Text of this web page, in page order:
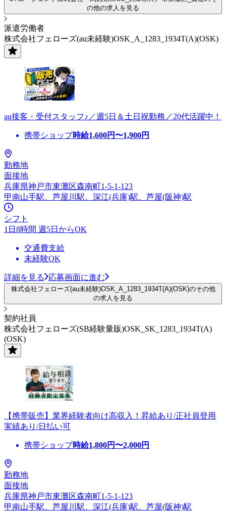
の他の求人を見る
派遣労働者
株式会社フェローズ(au未経験)OSK_A_1283_1934T(A)(OSK)
au接客・受付スタッフ♪／週5日＆土日祝勤務／20代活躍中！
携帯ショップ時給1,600円〜1,900円
勤務地
面接地
兵庫県神戸市東灘区森南町1-5-1-123
甲南山手駅、芦屋川駅、深江(兵庫)駅、芦屋(阪神)駅
シフト
1日8時間 週5日からOK
交通費支給
未経験OK
詳細を見る 応募画面に進む
株式会社フェローズ(au未経験)OSK_A_1283_1934T(A)(OSK)のその他
の求人を見る
契約社員
株式会社フェローズ(SB経験量販)OSK_SK_1283_1934T(A)
(OSK)
【携帯販売】業界経験者向け高収入！昇給あり/正社員登用
実績あり/日払い可
携帯ショップ時給1,800円〜2,000円
勤務地
面接地
兵庫県神戸市東灘区森南町1-5-1-123
甲南山手駅、芦屋川駅、深江(兵庫)駅、芦屋(阪神)駅